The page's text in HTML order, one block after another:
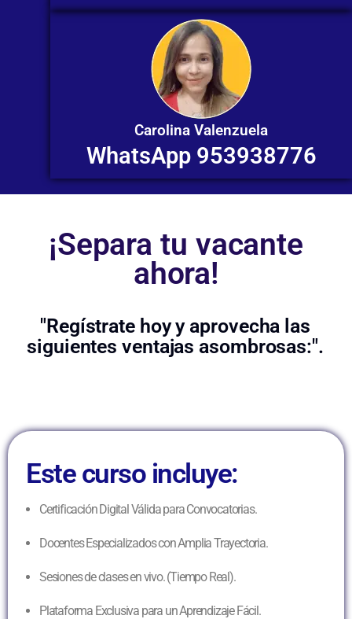
Carolina Valenzuela
WhatsApp 953938776
¡Separa tu vacante
ahora!
"Regístrate hoy y aprovecha las
siguientes ventajas asombrosas:".
Este curso incluye:
Certificación Digital Válida para Convocatorias.
Docentes Especializados con Amplia Trayectoria.
Sesiones de clases en vivo. (Tiempo Real).
Plataforma Exclusiva para un Aprendizaje Fácil.